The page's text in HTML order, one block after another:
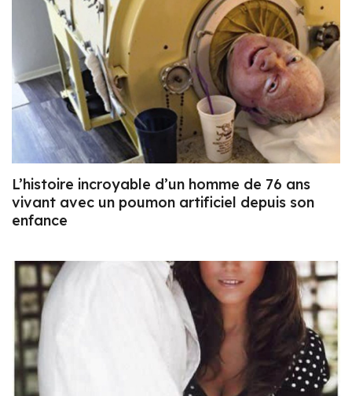
L’histoire incroyable d’un homme de 76 ans
vivant avec un poumon artificiel depuis son
enfance